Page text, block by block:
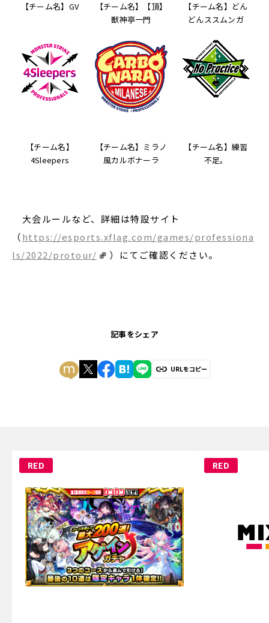
【チーム名】GV
【チーム名】【頂】
獣神亭一門
【チーム名】どん
どんススムンガ
【チーム名】
4Sleepers
【チーム名】ミラノ
風カルボナーラ
【チーム名】練習
不足。
大会ルールなど、詳細は特設サイト
（https://esports.xflag.com/games/professiona
ls/2022/protour/
）にてご確認ください。
記事をシェア
URLをコピー
RED RED